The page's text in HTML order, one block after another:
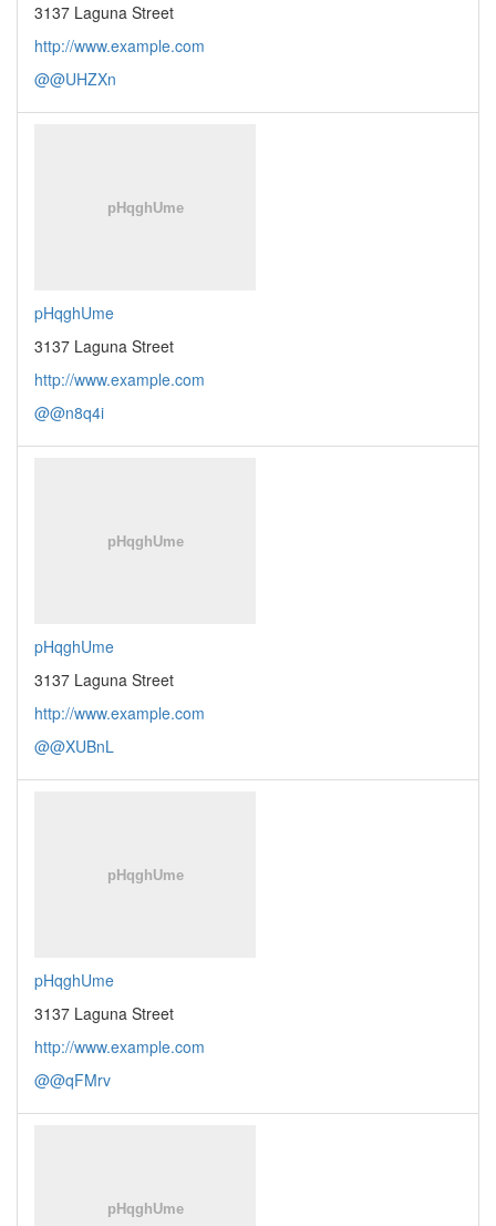
3137 Laguna Street
http://www.example.com
@@UHZXn
pHqghUme
3137 Laguna Street
http://www.example.com
@@n8q4i
pHqghUme
3137 Laguna Street
http://www.example.com
@@XUBnL
pHqghUme
3137 Laguna Street
http://www.example.com
@@qFMrv